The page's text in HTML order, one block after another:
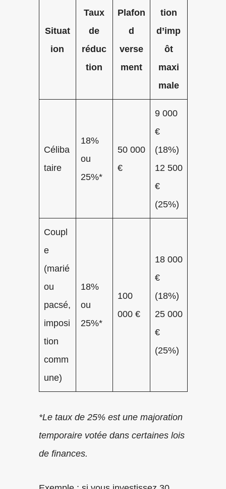
Situat
ion
Taux
de
réduc
tion
Plafon
d
verse
ment
tion
d’imp
ôt
maxi
male
Céliba
taire
18%
ou
25%*
50 000
€
9 000
€
(18%)
12 500
€
(25%)
Coupl
e
(marié
ou
pacsé,
imposi
tion
comm
une)
18%
ou
25%*
100
000 €
18 000
€
(18%)
25 000
€
(25%)
*Le taux de 25% est une majoration
temporaire votée dans certaines lois
de finances.